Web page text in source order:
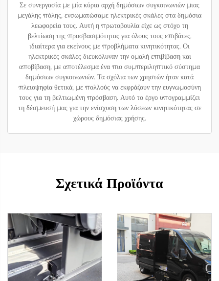
Σε συνεργασία με μία κύρια αρχή δημόσιων συγκοινωνιών μιας
μεγάλης πόλης, ενσωματώσαμε ηλεκτρικές σκάλες στα δημόσια
λεωφορεία τους. Αυτή η πρωτοβουλία είχε ως στόχο τη
βελτίωση της προσβασιμότητας για όλους τους επιβάτες,
ιδιαίτερα για εκείνους με προβλήματα κινητικότητας. Οι
ηλεκτρικές σκάλες διευκόλυναν την ομαλή επιβίβαση και
αποβίβαση, με αποτέλεσμα ένα πιο συμπεριληπτικό σύστημα
δημόσιων συγκοινωνιών. Τα σχόλια των χρηστών ήταν κατά
πλειοψηφία θετικά, με πολλούς να εκφράζουν την ευγνωμοσύνη
τους για τη βελτιωμένη πρόσβαση. Αυτό το έργο υπογραμμίζει
τη δέσμευσή μας για την ενίσχυση των λύσεων κινητικότητας σε
χώρους δημόσιας χρήσης.
Σχετικά Προϊόντα